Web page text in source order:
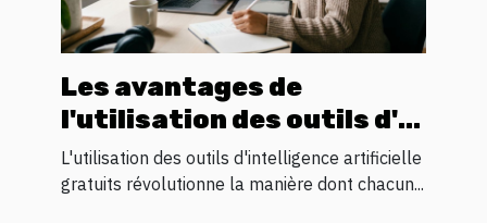
Les avantages de
l'utilisation des outils d'IA
gratuits pour l'innovation
personnelle
L'utilisation des outils d'intelligence artificielle
gratuits révolutionne la manière dont chacun...